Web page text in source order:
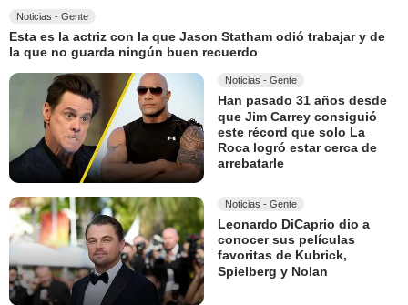
Noticias - Gente
Esta es la actriz con la que Jason Statham odió trabajar y de
la que no guarda ningún buen recuerdo
Noticias - Gente
Han pasado 31 años desde
que Jim Carrey consiguió
este récord que solo La
Roca logró estar cerca de
arrebatarle
Noticias - Gente
Leonardo DiCaprio dio a
conocer sus películas
favoritas de Kubrick,
Spielberg y Nolan